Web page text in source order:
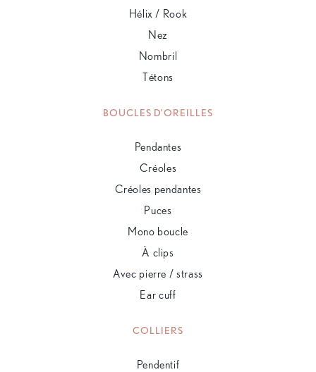
Hélix / Rook
Nez
Nombril
Tétons
BOUCLES D'OREILLES
Pendantes
Créoles
Créoles pendantes
Puces
Mono boucle
À clips
Avec pierre / strass
Ear cuff
COLLIERS
Pendentif